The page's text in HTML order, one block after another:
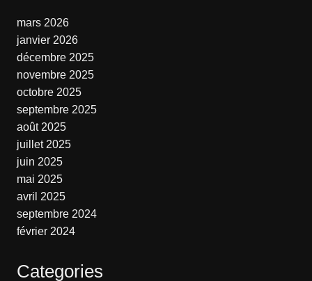
mars 2026
janvier 2026
décembre 2025
novembre 2025
octobre 2025
septembre 2025
août 2025
juillet 2025
juin 2025
mai 2025
avril 2025
septembre 2024
février 2024
Categories